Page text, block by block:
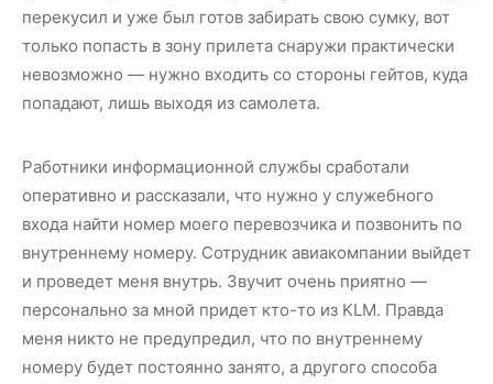
перекусил и уже был готов забирать свою сумку, вот
только попасть в зону прилета снаружи практически
невозможно — нужно входить со стороны гейтов, куда
попадают, лишь выходя из самолета.
Работники информационной службы сработали
оперативно и рассказали, что нужно у служебного
входа найти номер моего перевозчика и позвонить по
внутреннему номеру. Сотрудник авиакомпании выйдет
и проведет меня внутрь. Звучит очень приятно —
персонально за мной придет кто-то из KLM. Правда
меня никто не предупредил, что по внутреннему
номеру будет постоянно занято, а другого способа